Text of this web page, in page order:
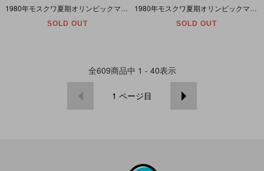
SOLD OUT SOLD OUT
全609商品中 1 - 40表示
1 ページ目